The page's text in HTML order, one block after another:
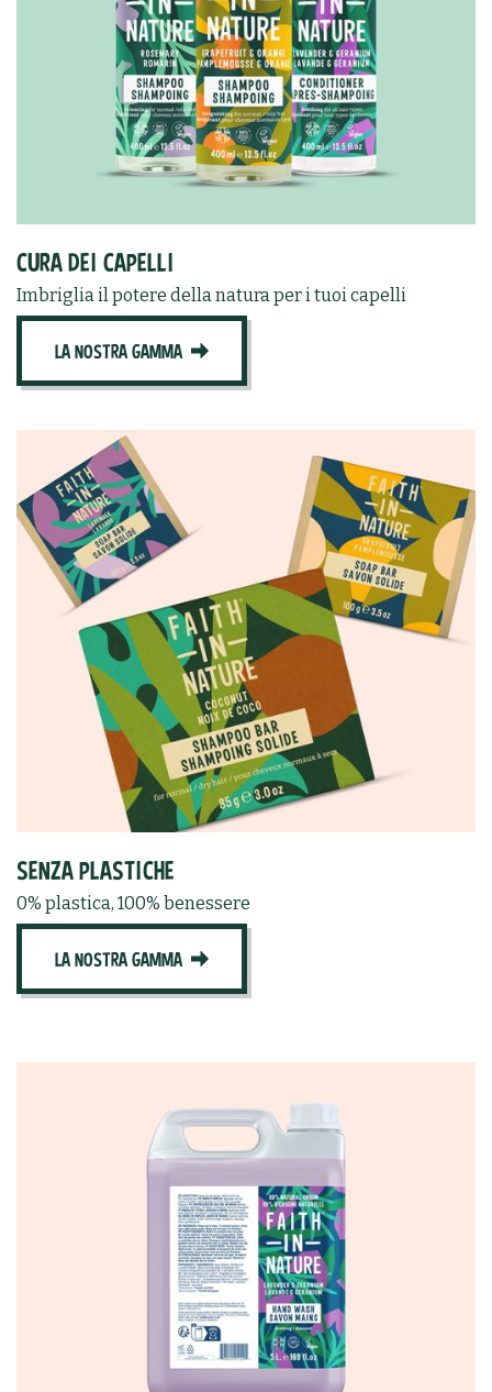
CURA DEI CAPELLI
Imbriglia il potere della natura per i tuoi capelli
LA NOSTRA GAMMA
SENZA PLASTICHE
0% plastica, 100% benessere
LA NOSTRA GAMMA